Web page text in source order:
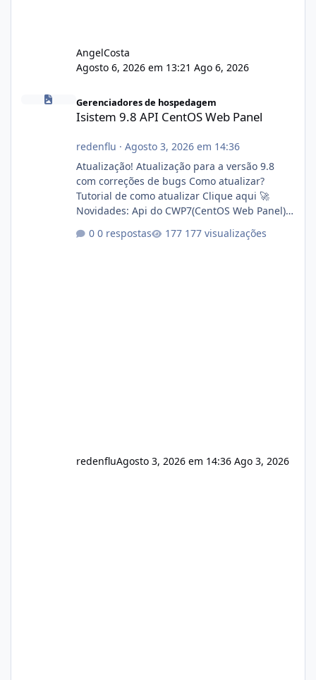
AngelCosta
Agosto 6, 2026 em 13:21 Ago 6, 2026
Isistem 9.8 API CentOS Web Panel
Gerenciadores de hospedagem
Isistem 9.8 API CentOS Web Panel
redenflu · Agosto 3, 2026 em 14:36
Atualização! Atualização para a versão 9.8
com correções de bugs Como atualizar?
Tutorial de como atualizar Clique aqui 🚀
Novidades: Api do CWP7(CentOS Web Panel)
autorizado a usasr o isistem:
0 respostas 177 visualizações
redenfluAgosto 3, 2026 em 14:36 Ago 3, 2026